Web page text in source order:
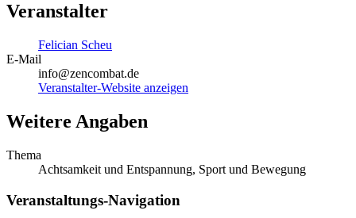
Veranstalter
Felician Scheu
E-Mail
info@zencombat.de
Veranstalter-Website anzeigen
Weitere Angaben
Thema
Achtsamkeit und Entspannung, Sport und Bewegung
Veranstaltungs-Navigation